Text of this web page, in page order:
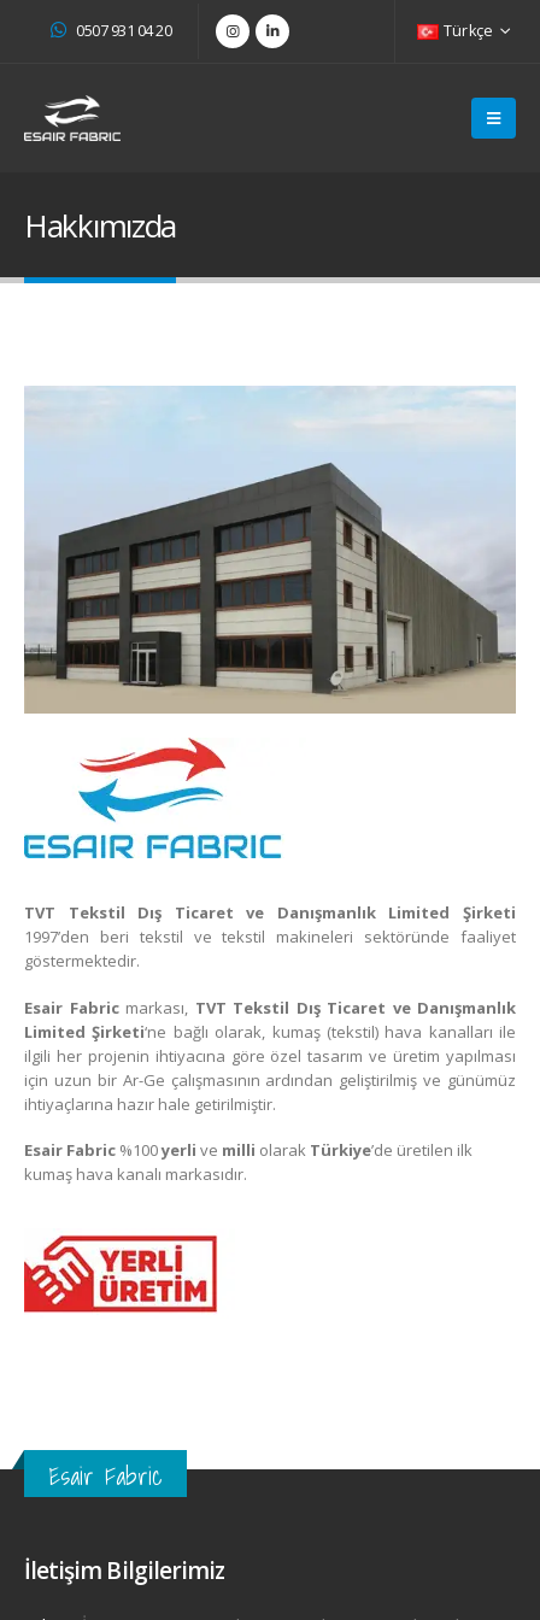
0507 931 04 20 Türkçe
Hakkımızda
TVT Tekstil Dış Ticaret ve Danışmanlık Limited Şirketi
1997’den beri tekstil ve tekstil makineleri sektöründe faaliyet
göstermektedir.
Esair Fabricmarkası, TVT Tekstil Dış Ticaret ve Danışmanlık
LimitedŞirketi‘ne bağlı olarak, kumaş (tekstil) hava kanalları ile
ilgili her projenin ihtiyacına göre özel tasarım ve üretim yapılması
için uzun bir Ar-Ge çalışmasının ardından geliştirilmiş ve günümüz
ihtiyaçlarına hazır hale getirilmiştir.
Esair Fabric %100yerli ve milli olarak Türkiye’de üretilen ilk
kumaş hava kanalı markasıdır.
Esair Fabric
İletişim Bilgilerimiz